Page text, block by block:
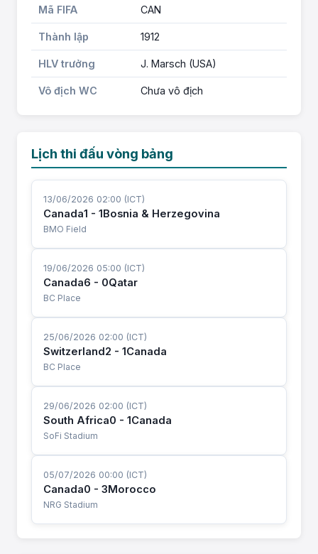
Mã FIFA CAN
Thành lập 1912
HLV trưởng J. Marsch (USA)
Vô địch WC Chưa vô địch
Lịch thi đấu vòng bảng
13/06/2026 02:00 (ICT)
Canada1 - 1Bosnia & Herzegovina
BMO Field
19/06/2026 05:00 (ICT)
Canada6 - 0Qatar
BC Place
25/06/2026 02:00 (ICT)
Switzerland2 - 1Canada
BC Place
29/06/2026 02:00 (ICT)
South Africa0 - 1Canada
SoFi Stadium
05/07/2026 00:00 (ICT)
Canada0 - 3Morocco
NRG Stadium